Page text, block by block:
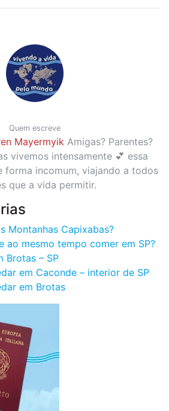
Quem escreve
Mayermyik Amigas? Parentes?
vivemos intensamente 💕 essa
forma incomum, viajando a todos
que a vida permitir.
Montanhas Capixabas?
ao mesmo tempo comer em SP?
Brotas – SP
em Caconde – interior de SP
em Brotas